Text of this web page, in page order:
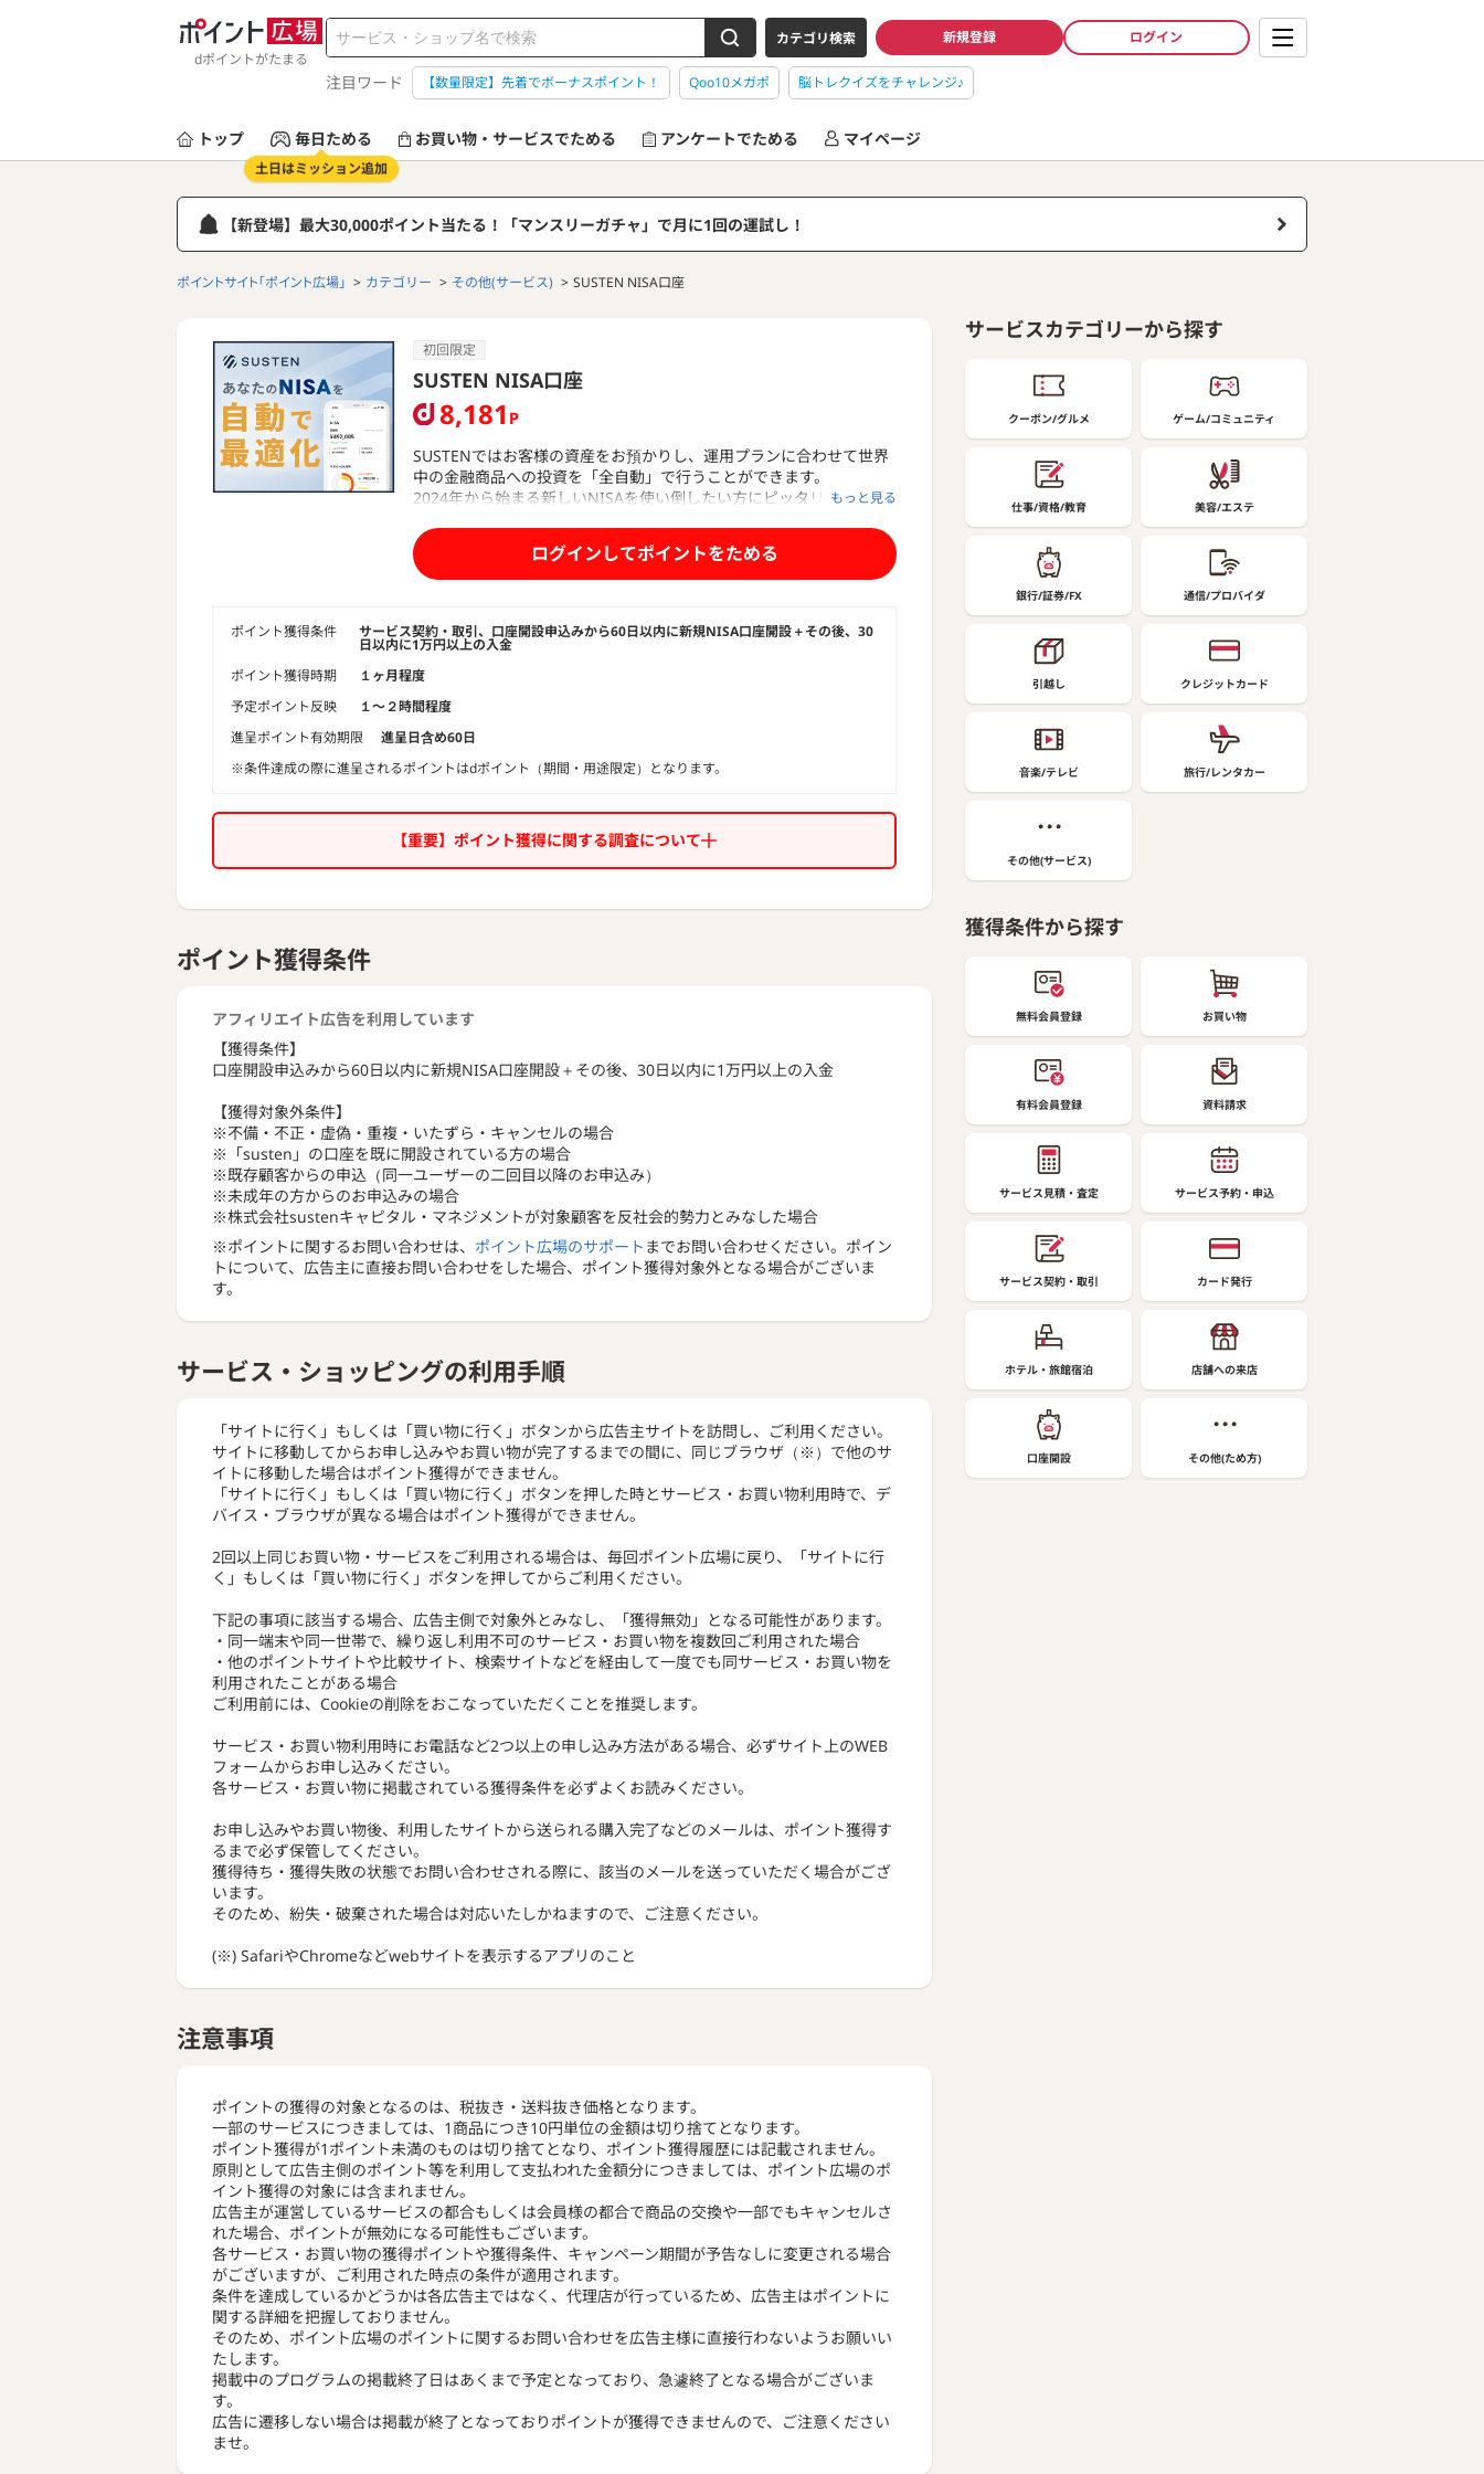
dポイントがたまる
カテゴリ検索 新規登録 ログイン
注目ワード 【数量限定】先着でボーナスポイント！ Qoo10メガポ 脳トレクイズをチャレンジ♪
トップ 毎日ためる
土日はミッション追加
お買い物・サービスでためる アンケートでためる マイページ
【新登場】最大30,000ポイント当たる！「マンスリーガチャ」で月に1回の運試し！
ポイントサイト「ポイント広場」 カテゴリー その他(サービス) SUSTEN NISA口座
初回限定
SUSTEN NISA口座
8,181 P
SUSTENではお客様の資産をお預かりし、運用プランに合わせて世界
中の金融商品への投資を「全自動」で行うことができます。
2024年から始まる新しいNISAを使い倒したい方にピッタリの、自動
【SUSTENが選ばれる理由】
■投資配分はすべておまかせだから初心者でも迷わない
一人一人にあったポートフォリオを自動的に構築します。
■全世界の株式に分散投資できる
セクターや業種に偏らず、世界の投資可能な株式の約85%に分散投資
できます。
つみたてNISA指定インデックスの中でもトップクラスのカバー率で
す。
すべて自動化してくれるのに、年率0.08%~0.3%(税込)の費用で利用で
きます。
（注：今後、投資対象の投資信託の種類の追加によっては上限が変更
される可能性があります。）
２．ほったらかしでお得に節枠
この機能が働くことで140万円ほどの増枠効果が期待できます。
３．月1万円から始められる
最低投資額は1万円から。NISAの上限以上（生涯1,800万円の投資）
の投資も可能！
自分に合った投資額から始められます。
【NISA口座のお申込みに関して】
NISA口座の開設は、入力フォーム内、NISA口座の同時申込みの項目
もっと見る
ログインしてポイントをためる
ポイント獲得条件 サービス契約・取引、口座開設申込みから60日以内に新規NISA口座開設＋その後、30
日以内に1万円以上の入金
ポイント獲得時期
１ヶ月程度
予定ポイント反映
１〜２時間程度
進呈ポイント有効期限
進呈日含め60日
※条件達成の際に進呈されるポイントはdポイント（期間・用途限定）となります。
【重要】ポイント獲得に関する調査について
ポイント獲得条件
アフィリエイト広告を利用しています
【獲得条件】
口座開設申込みから60日以内に新規NISA口座開設＋その後、30日以内に1万円以上の入金
【獲得対象外条件】
※不備・不正・虚偽・重複・いたずら・キャンセルの場合
※「susten」の口座を既に開設されている方の場合
※既存顧客からの申込（同一ユーザーの二回目以降のお申込み）
※未成年の方からのお申込みの場合
※株式会社sustenキャピタル・マネジメントが対象顧客を反社会的勢力とみなした場合
※ポイントに関するお問い合わせは、 ポイント広場のサポート までお問い合わせください。ポイン
トについて、広告主に直接お問い合わせをした場合、ポイント獲得対象外となる場合がございま
す。
サービス・ショッピングの利用手順
「サイトに行く」もしくは「買い物に行く」ボタンから広告主サイトを訪問し、ご利用ください。
サイトに移動してからお申し込みやお買い物が完了するまでの間に、同じブラウザ（※）で他のサ
イトに移動した場合はポイント獲得ができません。
「サイトに行く」もしくは「買い物に行く」ボタンを押した時とサービス・お買い物利用時で、デ
バイス・ブラウザが異なる場合はポイント獲得ができません。
2回以上同じお買い物・サービスをご利用される場合は、毎回ポイント広場に戻り、「サイトに行
く」もしくは「買い物に行く」ボタンを押してからご利用ください。
下記の事項に該当する場合、広告主側で対象外とみなし、「獲得無効」となる可能性があります。
・同一端末や同一世帯で、繰り返し利用不可のサービス・お買い物を複数回ご利用された場合
・他のポイントサイトや比較サイト、検索サイトなどを経由して一度でも同サービス・お買い物を
利用されたことがある場合
ご利用前には、Cookieの削除をおこなっていただくことを推奨します。
サービス・お買い物利用時にお電話など2つ以上の申し込み方法がある場合、必ずサイト上のWEB
フォームからお申し込みください。
各サービス・お買い物に掲載されている獲得条件を必ずよくお読みください。
お申し込みやお買い物後、利用したサイトから送られる購入完了などのメールは、ポイント獲得す
るまで必ず保管してください。
獲得待ち・獲得失敗の状態でお問い合わせされる際に、該当のメールを送っていただく場合がござ
います。
そのため、紛失・破棄された場合は対応いたしかねますので、ご注意ください。
(※) SafariやChromeなどwebサイトを表示するアプリのこと
注意事項
ポイントの獲得の対象となるのは、税抜き・送料抜き価格となります。
一部のサービスにつきましては、1商品につき10円単位の金額は切り捨てとなります。
ポイント獲得が1ポイント未満のものは切り捨てとなり、ポイント獲得履歴には記載されません。
原則として広告主側のポイント等を利用して支払われた金額分につきましては、ポイント広場のポ
イント獲得の対象には含まれません。
広告主が運営しているサービスの都合もしくは会員様の都合で商品の交換や一部でもキャンセルさ
れた場合、ポイントが無効になる可能性もございます。
各サービス・お買い物の獲得ポイントや獲得条件、キャンペーン期間が予告なしに変更される場合
がございますが、ご利用された時点の条件が適用されます。
条件を達成しているかどうかは各広告主ではなく、代理店が行っているため、広告主はポイントに
関する詳細を把握しておりません。
そのため、ポイント広場のポイントに関するお問い合わせを広告主様に直接行わないようお願いい
たします。
掲載中のプログラムの掲載終了日はあくまで予定となっており、急遽終了となる場合がございま
す。
広告に遷移しない場合は掲載が終了となっておりポイントが獲得できませんので、ご注意ください
ませ。
サービスカテゴリーから探す
クーポン/グルメ ゲーム/コミュニティ
仕事/資格/教育 美容/エステ
銀行/証券/FX 通信/プロバイダ
引越し クレジットカード
音楽/テレビ 旅行/レンタカー
その他(サービス)
獲得条件から探す
無料会員登録 お買い物
有料会員登録 資料請求
サービス見積・査定 サービス予約・申込
サービス契約・取引 カード発行
ホテル・旅館宿泊 店舗への来店
口座開設 その他(ため方)